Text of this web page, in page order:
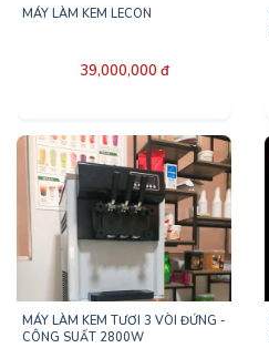
MÁY LÀM KEM LECON
39,000,000 đ
MÁY LÀM KEM TƯƠI 3 VÒI ĐỨNG -
CÔNG SUẤT 2800W